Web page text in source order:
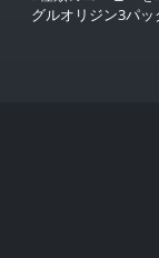
グルオリジン3パ